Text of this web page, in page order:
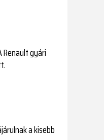
gyári
a kisebb